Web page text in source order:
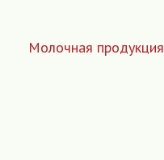
Молочная продукция